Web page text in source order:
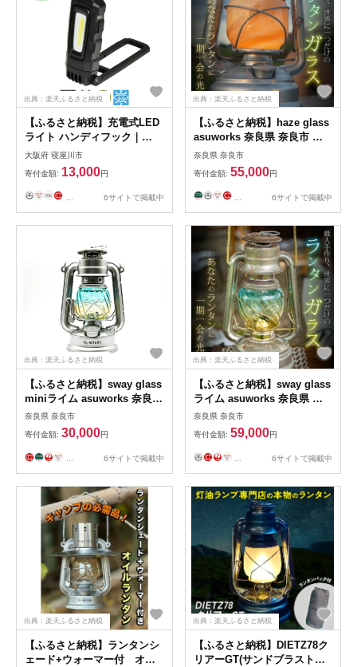
出典：楽天ふるさと納税
【ふるさと納税】充電式LED
ライト ハンディフック｜
NICHIDO 日動工業 充電式
LED ハンディライト ライト
[1279]
大阪府 寝屋川市
寄付金額: 13,000円
6サイトで掲載中
出典：楽天ふるさと納税
【ふるさと納税】haze glass
asuworks 奈良県 奈良市 な
ら 55-002
奈良県 奈良市
寄付金額: 55,000円
6サイトで掲載中
出典：楽天ふるさと納税
【ふるさと納税】sway glass
miniライム asuworks 奈良県
奈良市 なら 30-049
奈良県 奈良市
寄付金額: 30,000円
6サイトで掲載中
出典：楽天ふるさと納税
【ふるさと納税】sway glass
ライム asuworks 奈良県 奈
良市 なら 59-001
奈良県 奈良市
寄付金額: 59,000円
6サイトで掲載中
出典：楽天ふるさと納税
【ふるさと納税】ランタンシ
ェード+ウォーマー付 オイ
出典：楽天ふるさと納税
【ふるさと納税】DIETZ78ク
リアーGT(サンドブラストホ